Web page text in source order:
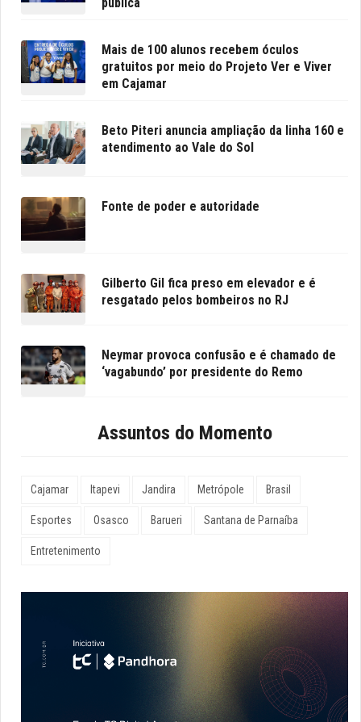
Mais de 100 alunos recebem óculos
gratuitos por meio do Projeto Ver e Viver
em Cajamar
Beto Piteri anuncia ampliação da linha 160 e
atendimento ao Vale do Sol
Fonte de poder e autoridade
Gilberto Gil fica preso em elevador e é
resgatado pelos bombeiros no RJ
Neymar provoca confusão e é chamado de
‘vagabundo’ por presidente do Remo
Assuntos do Momento
Cajamar Itapevi Jandira Metrópole Brasil
Esportes Osasco Barueri Santana de Parnaíba
Entretenimento